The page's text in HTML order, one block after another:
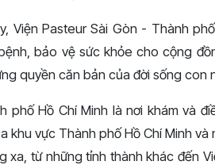
Viện Pasteur Sài Gòn - Thành
bảo vệ sức khỏe cho cộng
quyền căn bản của đời sống con
phố Hồ Chí Minh là nơi khám và
khu vực Thành phố Hồ Chí Minh
xa, từ những tỉnh thành khác đến